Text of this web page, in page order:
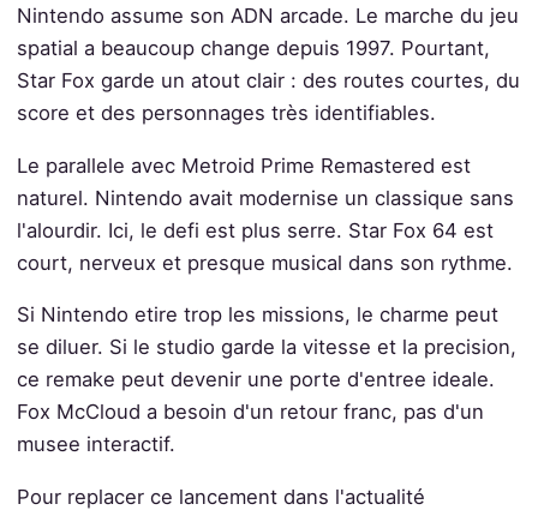
Nintendo assume son ADN arcade. Le marche du jeu
spatial a beaucoup change depuis 1997. Pourtant,
Star Fox garde un atout clair : des routes courtes, du
score et des personnages très identifiables.
Le parallele avec Metroid Prime Remastered est
naturel. Nintendo avait modernise un classique sans
l'alourdir. Ici, le defi est plus serre. Star Fox 64 est
court, nerveux et presque musical dans son rythme.
Si Nintendo etire trop les missions, le charme peut
se diluer. Si le studio garde la vitesse et la precision,
ce remake peut devenir une porte d'entree ideale.
Fox McCloud a besoin d'un retour franc, pas d'un
musee interactif.
Pour replacer ce lancement dans l'actualité